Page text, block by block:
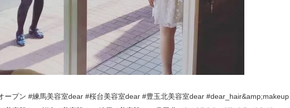
ープン #練馬美容室dear #桜台美容室dear #豊玉北美容室dear #dear_hair&amp;makeup